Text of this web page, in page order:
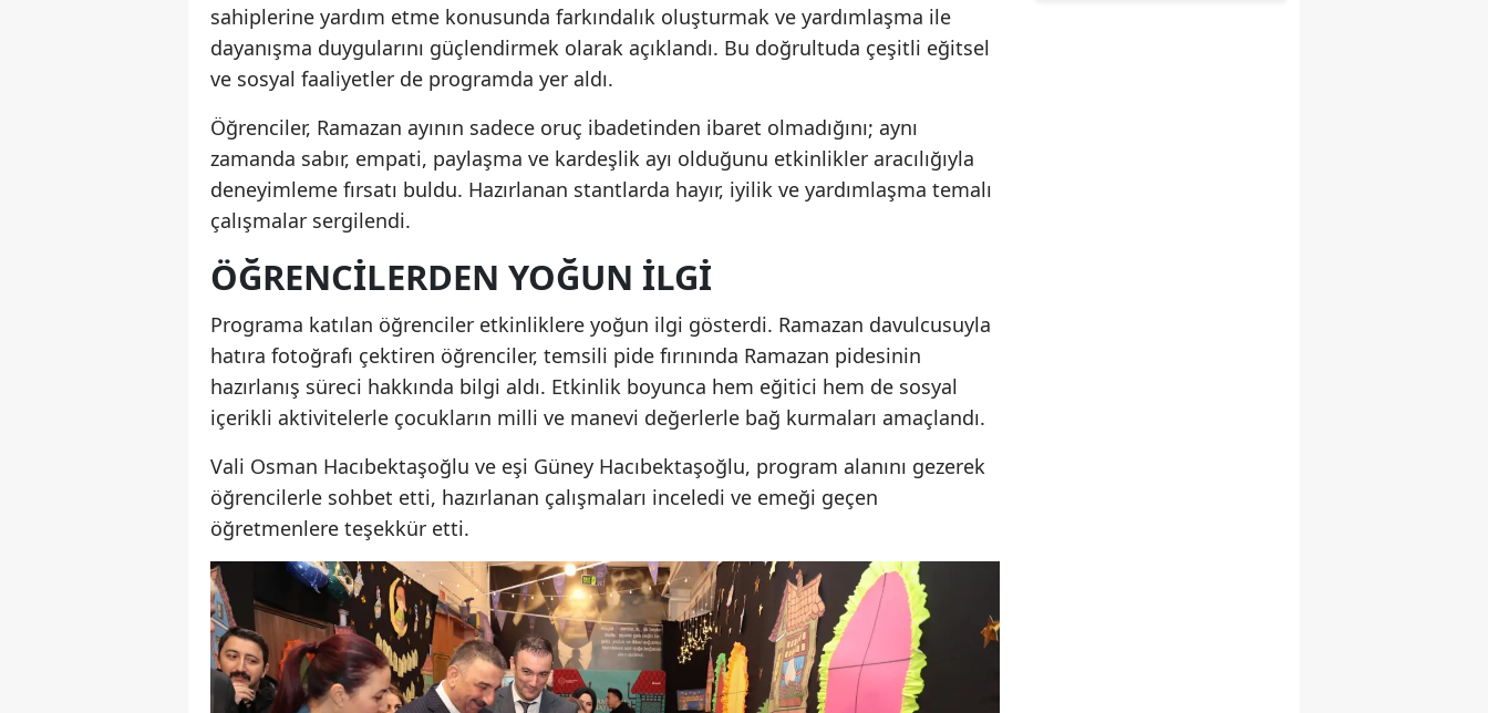
sahiplerine yardım etme konusunda farkındalık oluşturmak ve yardımlaşma ile
dayanışma duygularını güçlendirmek olarak açıklandı. Bu doğrultuda çeşitli eğitsel
ve sosyal faaliyetler de programda yer aldı.
Öğrenciler, Ramazan ayının sadece oruç ibadetinden ibaret olmadığını; aynı
zamanda sabır, empati, paylaşma ve kardeşlik ayı olduğunu etkinlikler aracılığıyla
deneyimleme fırsatı buldu. Hazırlanan stantlarda hayır, iyilik ve yardımlaşma temalı
çalışmalar sergilendi.
ÖĞRENCILERDEN YOĞUN İLGI
Programa katılan öğrenciler etkinliklere yoğun ilgi gösterdi. Ramazan davulcusuyla
hatıra fotoğrafı çektiren öğrenciler, temsili pide fırınında Ramazan pidesinin
hazırlanış süreci hakkında bilgi aldı. Etkinlik boyunca hem eğitici hem de sosyal
içerikli aktivitelerle çocukların milli ve manevi değerlerle bağ kurmaları amaçlandı.
Vali Osman Hacıbektaşoğlu ve eşi Güney Hacıbektaşoğlu, program alanını gezerek
öğrencilerle sohbet etti, hazırlanan çalışmaları inceledi ve emeği geçen
öğretmenlere teşekkür etti.